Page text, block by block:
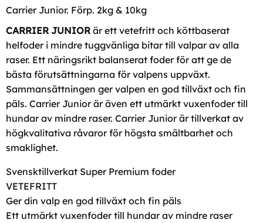
Carrier Junior. Förp. 2kg & 10kg
CARRIER JUNIOR är ett vetefritt och köttbaserat
helfoder i mindre tuggvänliga bitar till valpar av alla
raser. Ett näringsrikt balanserat foder för att ge de
bästa förutsättningarna för valpens uppväxt.
Sammansättningen ger valpen en god tillväxt och fin
päls. Carrier Junior är även ett utmärkt vuxenfoder till
hundar av mindre raser. Carrier Junior är tillverkat av
högkvalitativa råvaror för högsta smältbarhet och
smaklighet.
Svensktillverkat Super Premium foder
VETEFRITT
Ger din valp en god tillväxt och fin päls
Ett utmärkt vuxenfoder till hundar av mindre raser